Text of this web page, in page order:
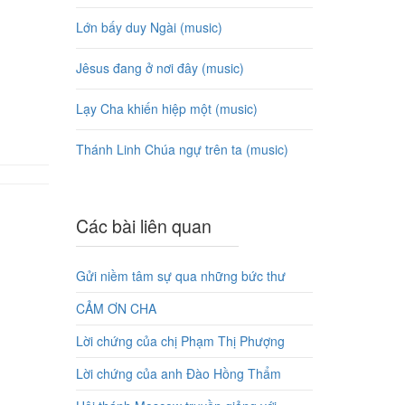
Lớn bấy duy Ngài (music)
Jêsus đang ở nơi đây (music)
Lạy Cha khiến hiệp một (music)
Thánh Linh Chúa ngự trên ta (music)
Các bài liên quan
Gửi niềm tâm sự qua những bức thư
CẢM ƠN CHA
Lời chứng của chị Phạm Thị Phượng
Lời chứng của anh Đào Hồng Thẩm